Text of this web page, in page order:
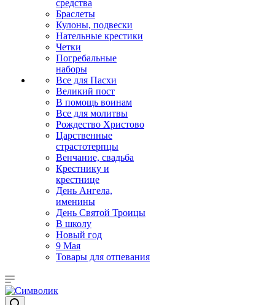
средства
Браслеты
Кулоны, подвески
Нательные крестики
Четки
Погребальные
наборы
Все для Пасхи
Великий пост
В помощь воинам
Все для молитвы
Рождество Христово
Царственные
страстотерпцы
Венчание, свадьба
Крестнику и
крестнице
День Ангела,
именины
День Святой Троицы
В школу
Новый год
9 Мая
Товары для отпевания